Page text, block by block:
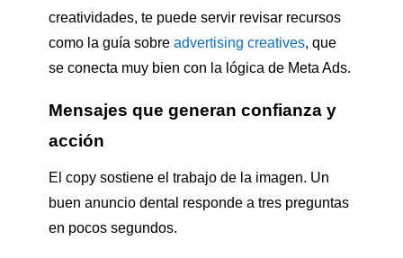
creatividades, te puede servir revisar recursos
como la guía sobre advertising creatives, que
se conecta muy bien con la lógica de Meta Ads.
Mensajes que generan confianza y
acción
El copy sostiene el trabajo de la imagen. Un
buen anuncio dental responde a tres preguntas
en pocos segundos.